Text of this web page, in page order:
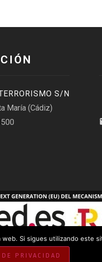
S/N
María (Cádiz)
Si sigues utilizando este
PRIVACIDAD